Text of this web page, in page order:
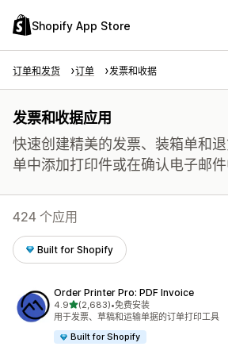
Shopify App Store
订单和发货 订单 发票和收据
发票和收据应用
快速创建精美的发票、装箱单和
单中添加打印件或在确认电子邮件
424 个应用
Built for Shopify
Order Printer Pro: PDF Invoice
4.9星（满分 5 星）
(2,683)
总共 2683 条评论
•免费安装
用于发票、草稿和运输单据的订单打印工具
Built for Shopify